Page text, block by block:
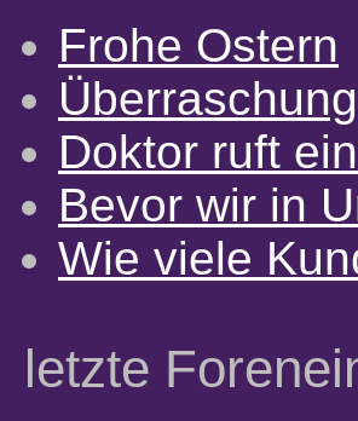
Frohe Ostern
Doktor ruft
Bevor wir in
Wie viele
letzte